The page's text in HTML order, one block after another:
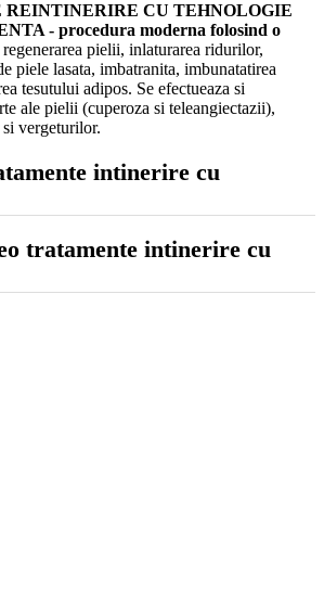
CU TEHNOLOGIE
- procedura moderna folosind o
pielii, inlaturarea ridurilor,
piele lasata, imbatranita, imbunatatirea
tesutului adipos. Se efectueaza si
ale pielii (cuperoza si teleangiectazii),
vergeturilor.
intinerire cu
tratamente intinerire cu